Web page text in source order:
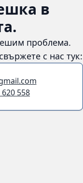
в
проблема.
с нас тук:
558